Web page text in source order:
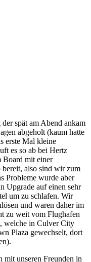
spät am Abend ankam
abgeholt (kaum hatte
erste Mal kleine
es so ab bei Hertz
Board mit einer
bereit, also sind wir zum
Probleme wurde aber
Upgrade auf einen sehr
um zu schlafen. Wir
und waren daher im
zu weit vom Flughafen
welche in Culver City
Plaza gewechselt, dort
mit unseren Freunden in